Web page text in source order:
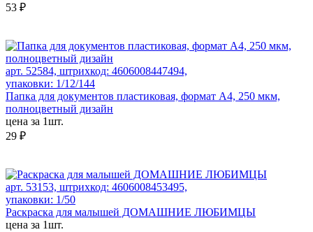
53 ₽
арт. 52584, штрихкод: 4606008447494,
упаковки: 1/12/144
Папка для документов пластиковая, формат А4, 250 мкм,
полноцветный дизайн
цена за 1шт.
29 ₽
арт. 53153, штрихкод: 4606008453495,
упаковки: 1/50
Раскраска для малышей ДОМАШНИЕ ЛЮБИМЦЫ
цена за 1шт.